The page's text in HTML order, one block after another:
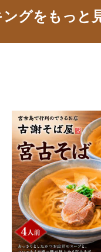
ングをもっと